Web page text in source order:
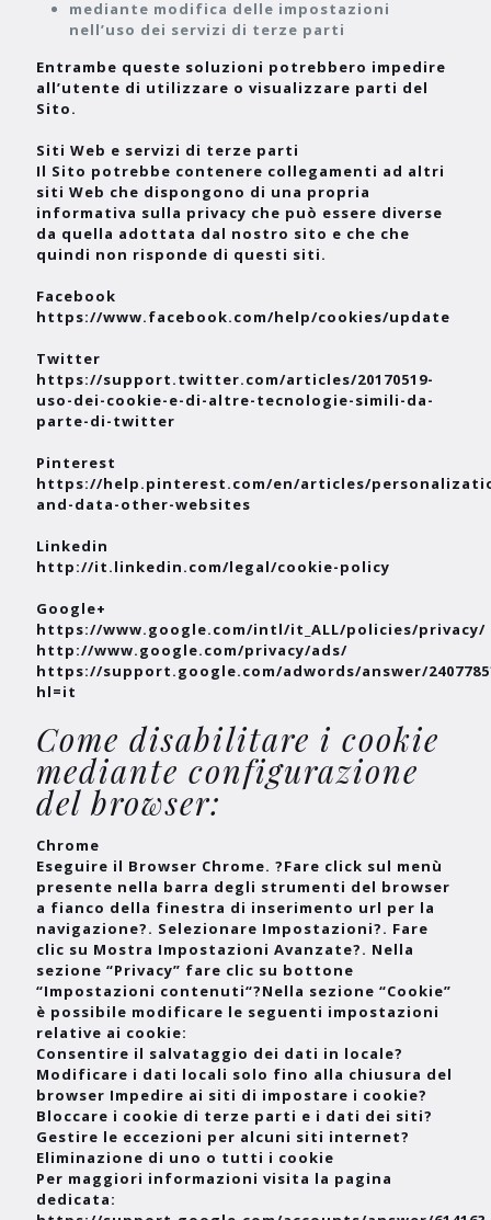
mediante modifica delle impostazioni
nell’uso dei servizi di terze parti
Entrambe queste soluzioni potrebbero impedire
all’utente di utilizzare o visualizzare parti del
Sito.
Siti Web e servizi di terze parti
Il Sito potrebbe contenere collegamenti ad altri
siti Web che dispongono di una propria
informativa sulla privacy che può essere diverse
da quella adottata dal nostro sito e che che
quindi non risponde di questi siti.
Facebook
https://www.facebook.com/help/cookies/update
Twitter
https://support.twitter.com/articles/20170519-
uso-dei-cookie-e-di-altre-tecnologie-simili-da-
parte-di-twitter
Pinterest
https://help.pinterest.com/en/articles/
and-data-other-websites
Linkedin
http://it.linkedin.com/legal/cookie-policy
Google+
https://www.google.com/intl/it_ALL/policies/privacy/
http://www.google.com/privacy/ads/
https://support.google.com/adwords/answer/
hl=it
Come disabilitare i cookie
mediante configurazione
del browser:
Chrome
Eseguire il Browser Chrome. ?Fare click sul menù
presente nella barra degli strumenti del browser
a fianco della finestra di inserimento url per la
navigazione?. Selezionare Impostazioni?. Fare
clic su Mostra Impostazioni Avanzate?. Nella
sezione “Privacy” fare clic su bottone
“Impostazioni contenuti“?Nella sezione “Cookie”
è possibile modificare le seguenti impostazioni
relative ai cookie:
Consentire il salvataggio dei dati in locale?
Modificare i dati locali solo fino alla chiusura del
browser Impedire ai siti di impostare i cookie?
Bloccare i cookie di terze parti e i dati dei siti?
Gestire le eccezioni per alcuni siti internet?
Eliminazione di uno o tutti i cookie
Per maggiori informazioni visita la pagina
dedicata: